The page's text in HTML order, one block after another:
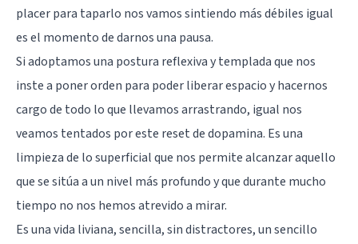
placer para taparlo nos vamos sintiendo más débiles igual
es el momento de darnos una pausa.
Si adoptamos una postura reflexiva y templada que nos
inste a poner orden para poder liberar espacio y hacernos
cargo de todo lo que llevamos arrastrando, igual nos
veamos tentados por este reset de dopamina. Es una
limpieza de lo superficial que nos permite alcanzar aquello
que se sitúa a un nivel más profundo y que durante mucho
tiempo no nos hemos atrevido a mirar.
Es una vida liviana, sencilla, sin distractores, un sencillo